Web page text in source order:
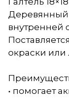
внутренней
окраски или
• помогает